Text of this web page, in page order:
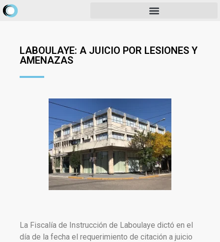
LABOULAYE: A JUICIO POR LESIONES Y
AMENAZAS
La Fiscalía de Instrucción de Laboulaye dictó en el
día de la fecha el requerimiento de citación a juicio